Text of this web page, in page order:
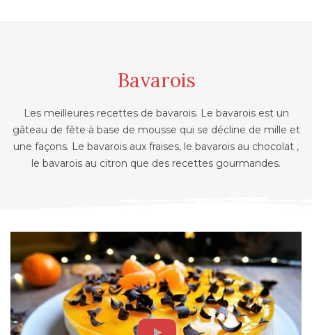
Bavarois
Les meilleures recettes de bavarois. Le bavarois est un
gâteau de fête à base de mousse qui se décline de mille et
une façons. Le bavarois aux fraises, le bavarois au chocolat ,
le bavarois au citron que des recettes gourmandes.